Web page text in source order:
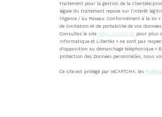
traitement pour la gestion de la clientèle/
légale du traitement repose sur l'intérêt
l'Agence / au Réseau. Conformément à la loi
de limitation et de portabilité de vos
Consultez le site https://cnil.fr/fr pour plus
Informatique et Libertés » ne sont pas
d'opposition au démarchage téléphonique «
protection des Données personnelles, nous
Ce site est protégé par reCAPTCHA, les